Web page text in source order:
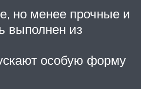
но менее прочные и
выполнен из
особую форму